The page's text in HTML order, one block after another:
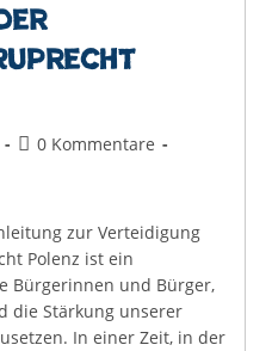
Beitrags-
0 Kommentare
zur Verteidigung
Polenz ist ein
Bürgerinnen und Bürger,
die Stärkung unserer
In einer Zeit, in der